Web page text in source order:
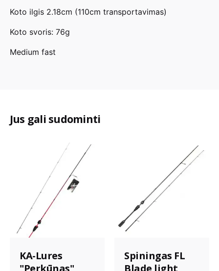
v
:
Koto ilgis 2.18cm (110cm transportavimas)
Koto svoris: 76g
Medium fast
Jus gali sudominti
KA-Lures
"Perkūnas"
Spiningas FL
Blade light